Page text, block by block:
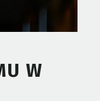
W